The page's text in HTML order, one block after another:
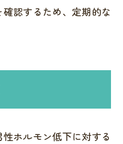
認するため、定期的な
ホルモン低下に対する